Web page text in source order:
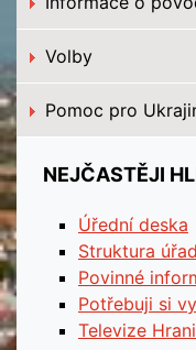
Volby
Pomoc pro
NEJČASTĚJI
Úřední deska
Struktura
Povinné
Potřebuji si
Televize